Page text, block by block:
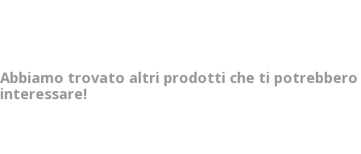
Abbiamo trovato altri prodotti che ti potrebbero
interessare!